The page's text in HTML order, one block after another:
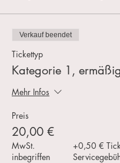
Verkauf beendet
Tickettyp
Kategorie 1,
Mehr Infos
Preis
20,00 €
MwSt.
inbegriffen
+0,50 €